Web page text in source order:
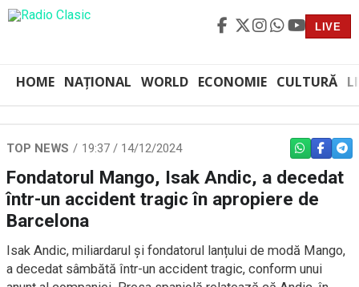
LIVE
HOME NAȚIONAL WORLD ECONOMIE CULTURĂ
TOP NEWS 19:37 / 14/12/2024 WHATSAPP
Fondatorul Mango, Isak Andic, a decedat
într-un accident tragic în apropiere de
Barcelona
Isak Andic, miliardarul și fondatorul lanțului de modă Mango,
a decedat sâmbătă într-un accident tragic, conform unui